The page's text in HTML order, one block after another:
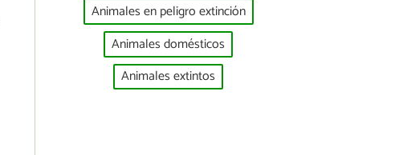
Animales en peligro extinción
Animales domésticos
Animales extintos